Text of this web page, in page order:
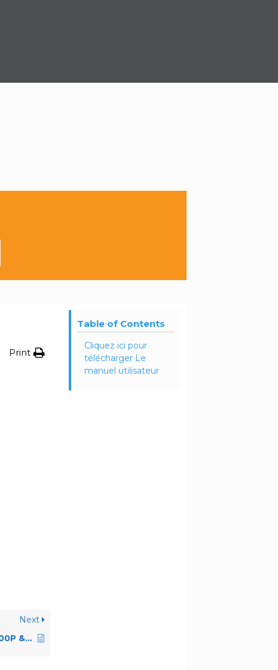
Print
Next
fer a repasser FR100P & B
Table of Contents
Cliquez ici pour
télécharger Le
manuel utilisateur